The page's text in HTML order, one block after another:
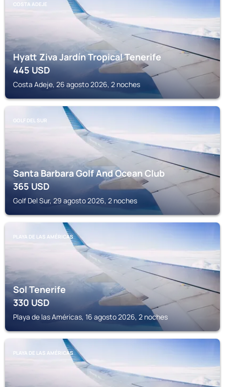
COSTA ADEJE
Hyatt Ziva Jardín Tropical Tenerife
445USD
Costa Adeje, 26 agosto 2026, 2 noches
GOLF DEL SUR
Santa Barbara Golf And Ocean Club
365USD
Golf Del Sur, 29 agosto 2026, 2 noches
PLAYA DE LAS AMÉRICAS
Sol Tenerife
330USD
Playa de las Américas, 16 agosto 2026, 2 noches
PLAYA DE LAS AMÉRICAS